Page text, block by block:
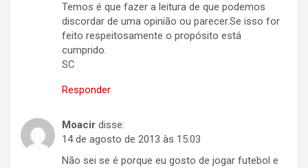
Temos é que fazer a leitura de que podemos
discordar de uma opinião ou parecer.Se isso for
feito respeitosamente o propósito está
cumprido.
SC
Responder
Moacir disse:
14 de agosto de 2013 às 15:03
Não sei se é porque eu gosto de jogar futebol e